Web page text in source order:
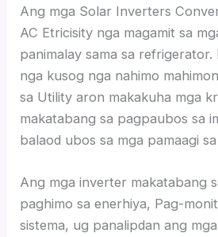
Ang mga Solar Inverters
AC Etricisity nga magamit sa
panimalay sama sa
nga kusog nga nahimo
sa Utility aron makakuha mga
makatabang sa pagpaubos sa
balaod ubos sa mga pamaagi
Ang mga inverter makatabang
paghimo sa enerhiya, Pag-
sistema, ug panalipdan ang